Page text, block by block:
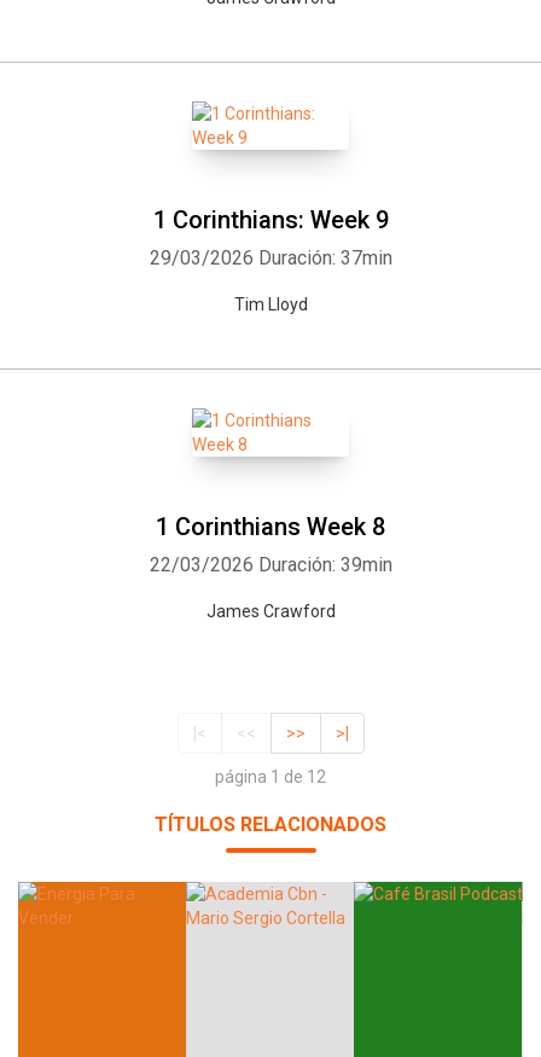
1 Corinthians: Week 9
29/03/2026 Duración: 37min
Tim Lloyd
1 Corinthians Week 8
22/03/2026 Duración: 39min
James Crawford
|< << >> >|
página 1 de 12
TÍTULOS RELACIONADOS